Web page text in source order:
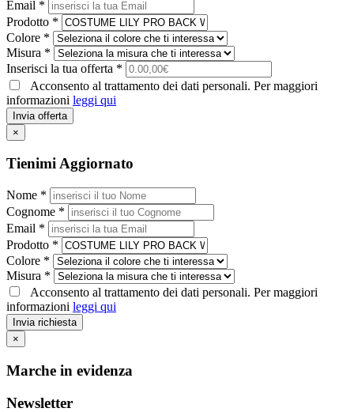
Email *
Prodotto *
Colore *
Misura *
Inserisci la tua offerta *
Acconsento al trattamento dei dati personali. Per maggiori
informazioni leggi qui
Invia offerta
×
Tienimi Aggiornato
Nome *
Cognome *
Email *
Prodotto *
Colore *
Misura *
Acconsento al trattamento dei dati personali. Per maggiori
informazioni leggi qui
Invia richiesta
×
Marche in evidenza
Newsletter